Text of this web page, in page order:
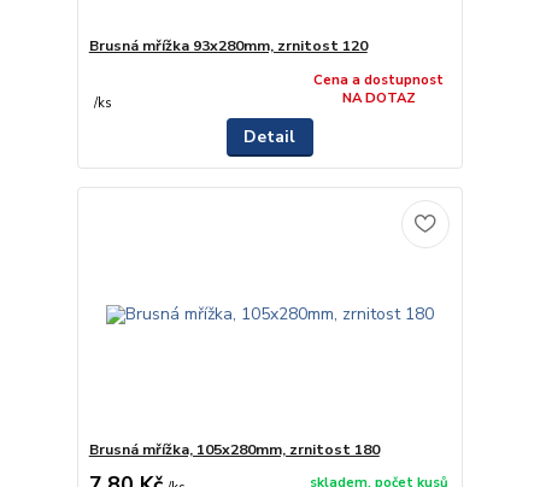
Brusná mřížka 93x280mm, zrnitost 120
/ks
Cena a dostupnost
NA DOTAZ
Detail
Brusná mřížka, 105x280mm, zrnitost 180
skladem, počet kusů